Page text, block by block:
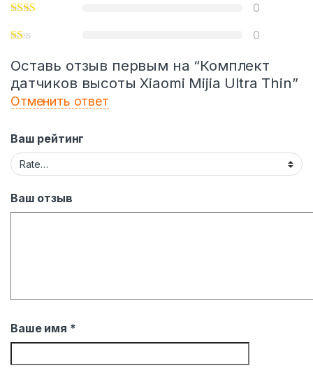
0
0
Оставь отзыв первым на “Комплект
датчиков высоты Xiaomi Mijia Ultra Thin”
Отменить ответ
Ваш рейтинг
Ваш отзыв
Ваше имя *